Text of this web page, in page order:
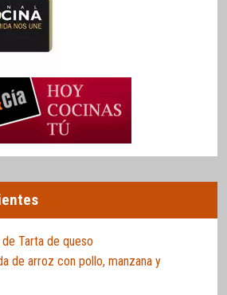
Tarta de queso
de arroz con pollo, manzana y